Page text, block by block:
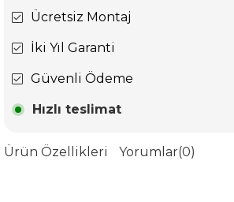
Ücretsiz Montaj
İki Yıl Garanti
Güvenli Ödeme
Hızlı teslimat
Ürün Özellikleri Yorumlar(0)